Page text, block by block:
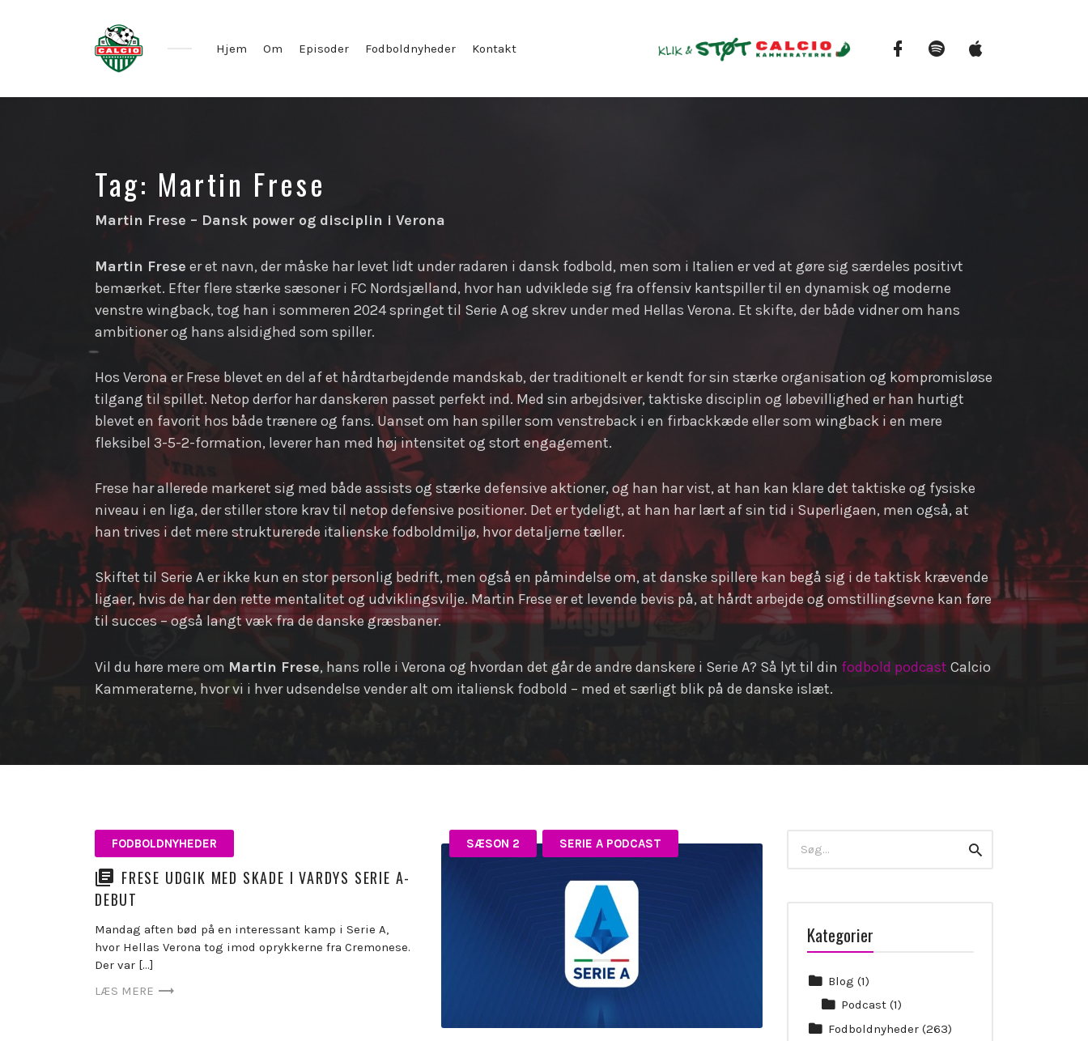
Hjem Om Episoder Fodboldnyheder Kontakt FacebookSpotify
Tag: Martin Frese
Martin Frese – Dansk power og disciplin i Verona
Martin Frese er et navn, der måske har levet lidt under radaren i dansk fodbold, men som i Italien er ved at gøre sig særdeles positivt
bemærket. Efter flere stærke sæsoner i FC Nordsjælland, hvor han udviklede sig fra offensiv kantspiller til en dynamisk og moderne
venstre wingback, tog han i sommeren 2024 springet til Serie A og skrev under med Hellas Verona. Et skifte, der både vidner om hans
ambitioner og hans alsidighed som spiller.
Hos Verona er Frese blevet en del af et hårdtarbejdende mandskab, der traditionelt er kendt for sin stærke organisation og kompromisløse
tilgang til spillet. Netop derfor har danskeren passet perfekt ind. Med sin arbejdsiver, taktiske disciplin og løbevillighed er han hurtigt
blevet en favorit hos både trænere og fans. Uanset om han spiller som venstreback i en firbackkæde eller som wingback i en mere
fleksibel 3-5-2-formation, leverer han med høj intensitet og stort engagement.
Frese har allerede markeret sig med både assists og stærke defensive aktioner, og han har vist, at han kan klare det taktiske og fysiske
niveau i en liga, der stiller store krav til netop defensive positioner. Det er tydeligt, at han har lært af sin tid i Superligaen, men også, at
han trives i det mere strukturerede italienske fodboldmiljø, hvor detaljerne tæller.
Skiftet til Serie A er ikke kun en stor personlig bedrift, men også en påmindelse om, at danske spillere kan begå sig i de taktisk krævende
ligaer, hvis de har den rette mentalitet og udviklingsvilje. Martin Frese er et levende bevis på, at hårdt arbejde og omstillingsevne kan føre
til succes – også langt væk fra de danske græsbaner.
Vil du høre mere om Martin Frese, hans rolle i Verona og hvordan det går de andre danskere i Serie A? Så lyt til din fodbold podcast Calcio
Kammeraterne, hvor vi i hver udsendelse vender alt om italiensk fodbold – med et særligt blik på de danske islæt.
FODBOLDNYHEDER
FRESE UDGIK MED SKADE I VARDYS SERIE A-
DEBUT
Mandag aften bød på en interessant kamp i Serie A,
hvor Hellas Verona tog imod oprykkerne fra Cremonese.
Der var […]
LÆS MERE
SÆSON 2 SERIE A PODCAST
for:
Search
Kategorier
Blog (1)
Podcast (1)
Fodboldnyheder(263)